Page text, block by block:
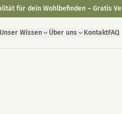
Unser Wissen Über uns KontaktFAQ
für dein Wohlbefinden – Gratis